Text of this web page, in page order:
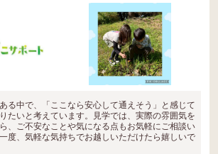
る中で、「ここなら安心して通えそう」と感じて
たいと考えています。見学では、実際の雰囲気を
、ご不安なことや気になる点もお気軽にご相談い
度、気軽な気持ちでお越しいただけたら嬉しいで